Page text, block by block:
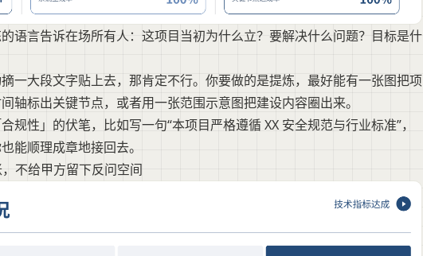
语言告诉在场所有人：这项目当初为什么立？要解决什么问题？目标是什
一大段文字贴上去，那肯定不行。你要做的是提炼，最好能有一张图把项
轴标出关键节点，或者用一张范围示意图把建设内容圈出来。
规性」的伏笔，比如写一句“本项目严格遵循 XX 安全规范与行业标准”，
能顺理成章地接回去。
不给甲方留下反问空间